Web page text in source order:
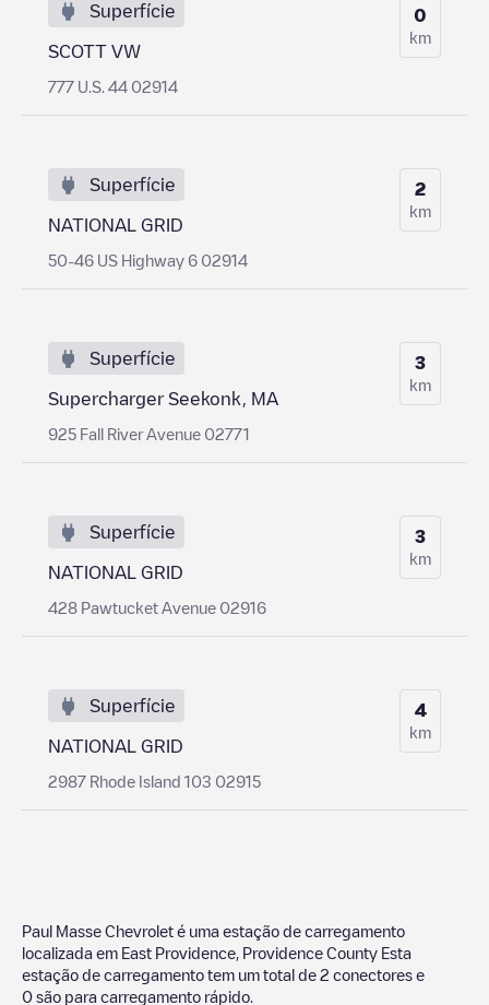
Superfície
SCOTT VW
777 U.S. 44 02914
0
km
Superfície
NATIONAL GRID
50-46 US Highway 6 02914
2
km
Superfície
Supercharger Seekonk, MA
925 Fall River Avenue 02771
3
km
Superfície
NATIONAL GRID
428 Pawtucket Avenue 02916
3
km
Superfície
NATIONAL GRID
2987 Rhode Island 103 02915
4
km
Paul Masse Chevrolet é uma estação de carregamento
localizada em East Providence Providence County Esta
estação de carregamento tem um total de 2 conectores e
0 são para carregamento rápido.